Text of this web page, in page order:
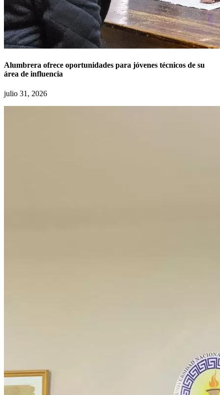
Alumbrera ofrece oportunidades para jóvenes técnicos de su
área de influencia
julio 31, 2026